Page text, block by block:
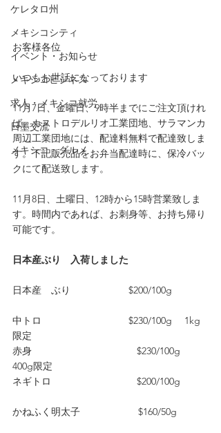
ケレタロ州
メキシコシティ
イベント・お知らせ
メキシコビジネス
求人・メキシコ就労
日墨交流
メキシコ・グルメ
お客様各位
いつもお世話になっております
11月7日、金曜日、9時半までにご注文頂けれ
ば、カストロデルリオ工業団地、サラマンカ
周辺工業団地には、配達料無料で配達致しま
す。下記販売品をお弁当配達時に、保冷バッ
クにて配送致します。
11月8日、土曜日、12時から15時営業致しま
す。時間内であれば、お刺身等、お持ち帰り
可能です。
日本産ぶり　入荷しました
日本産　ぶり　　　　　　$200/100g
中トロ　　　　　　　　　$230/100g　 1kg
限定
赤身                                      $230/100g
400g限定
ネギトロ                               $200/100g
かねふく明太子　　　　　　$160/50g